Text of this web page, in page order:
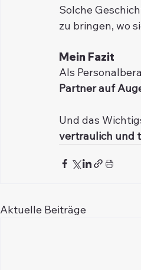
Solche
zu bringen, wo
Mein Fazit
Als
Partner auf
Und das
vertraulich und
Aktuelle Beiträge